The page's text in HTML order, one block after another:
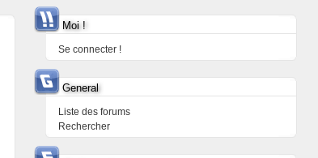
Moi !
Se connecter !
General
Liste des forums
Rechercher